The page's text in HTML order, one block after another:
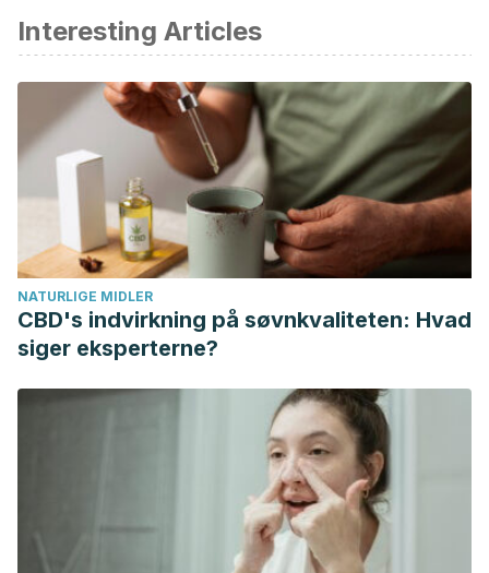
Interesting Articles
NATURLIGE MIDLER
CBD's indvirkning på søvnkvaliteten: Hvad
siger eksperterne?